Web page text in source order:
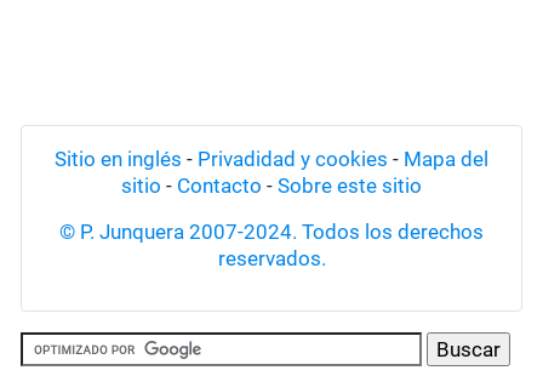
Sitio en inglés - Privadidad y cookies - Mapa del
sitio - Contacto - Sobre este sitio
© P. Junquera 2007-2024. Todos los derechos
reservados.